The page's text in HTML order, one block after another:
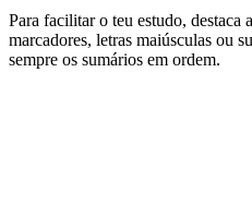
Para facilitar o teu estudo, destaca
marcadores, letras maiúsculas ou
sempre os sumários em ordem.